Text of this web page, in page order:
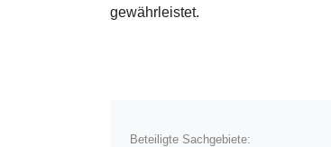
gewährleistet.
Beteiligte Sachgebiete: